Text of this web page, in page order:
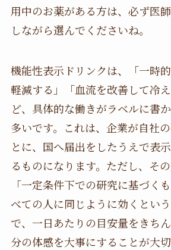
用中のお薬がある方は、必ず医
しながら選んでくださいね。
機能性表示ドリンクは、「一時
軽減する」「血流を改善して冷
ど、具体的な働きがラベルに書
多いです。これは、企業が自社
とに、国へ届出をしたうえで表
るものになります。ただし、そ
「一定条件下での研究に基づく
べての人に同じように効くとい
で、一日あたりの目安量をきち
分の体感を大事にすることが大切